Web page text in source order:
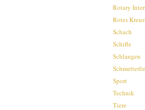
Rotary
Rotes Kreuz
Schach
Schiffe
Schlangen
Sport
Technik
Tiere